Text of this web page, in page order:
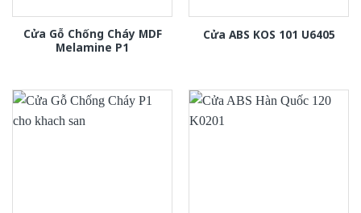
Cửa Gỗ Chống Cháy MDF
Melamine P1
Cửa ABS KOS 101 U6405